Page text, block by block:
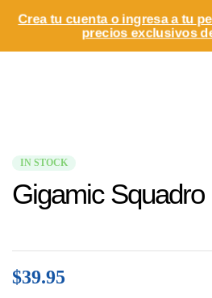
Crea tu cuenta o ingresa a tu
precios exclusivos
IN STOCK
Gigamic Squadro
$39.95